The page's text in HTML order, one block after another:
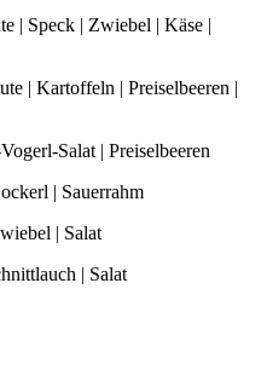
| Speck | Zwiebel | Käse |
| Kartoffeln | Preiselbeeren |
Salat | Preiselbeeren
| Sauerrahm
| Salat
| Salat